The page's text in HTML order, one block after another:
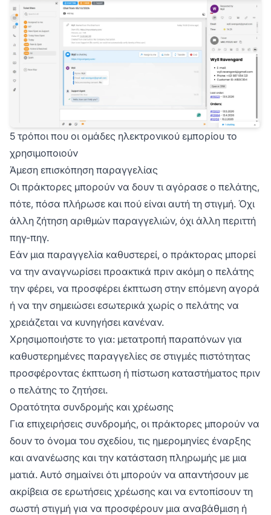
5 τρόποι που οι ομάδες ηλεκτρονικού εμπορίου το
χρησιμοποιούν
Άμεση επισκόπηση παραγγελίας
Οι πράκτορες μπορούν να δουν τι αγόρασε ο πελάτης,
πότε, πόσα πλήρωσε και πού είναι αυτή τη στιγμή. Όχι
άλλη ζήτηση αριθμών παραγγελιών, όχι άλλη περιττή
πηγ-πηγ.
Εάν μια παραγγελία καθυστερεί, ο πράκτορας μπορεί
να την αναγνωρίσει προακτικά πριν ακόμη ο πελάτης
την φέρει, να προσφέρει έκπτωση στην επόμενη αγορά
ή να την σημειώσει εσωτερικά χωρίς ο πελάτης να
χρειάζεται να κυνηγήσει κανέναν.
Χρησιμοποιήστε το για: μετατροπή παραπόνων για
καθυστερημένες παραγγελίες σε στιγμές πιστότητας
προσφέροντας έκπτωση ή πίστωση καταστήματος πριν
ο πελάτης το ζητήσει.
Ορατότητα συνδρομής και χρέωσης
Για επιχειρήσεις συνδρομής, οι πράκτορες μπορούν να
δουν το όνομα του σχεδίου, τις ημερομηνίες έναρξης
και ανανέωσης και την κατάσταση πληρωμής με μια
ματιά. Αυτό σημαίνει ότι μπορούν να απαντήσουν με
ακρίβεια σε ερωτήσεις χρέωσης και να εντοπίσουν τη
σωστή στιγμή για να προσφέρουν μια αναβάθμιση ή